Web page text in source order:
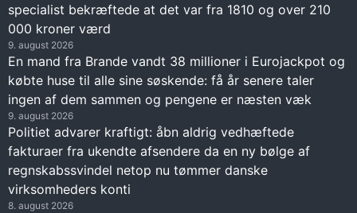
specialist bekræftede at det var fra 1810 og over 210
000 kroner værd
9. august 2026
En mand fra Brande vandt 38 millioner i Eurojackpot og
købte huse til alle sine søskende: få år senere taler
ingen af dem sammen og pengene er næsten væk
9. august 2026
Politiet advarer kraftigt: åbn aldrig vedhæftede
fakturaer fra ukendte afsendere da en ny bølge af
regnskabssvindel netop nu tømmer danske
virksomheders konti
8. august 2026